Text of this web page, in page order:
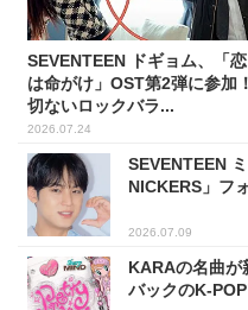
SEVENTEEN ドギョム、「恋
は命がけ」OST第2弾に参加！
切ないロックバラ...
2026.07.24
SEVENTEEN
NICKERS」フ
2026.07.09
KARAの名曲が
バックのK-